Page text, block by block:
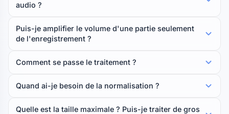
audio ?
Puis-je amplifier le volume d'une partie seulement
de l'enregistrement ?
Comment se passe le traitement ?
Quand ai-je besoin de la normalisation ?
Quelle est la taille maximale ? Puis-je traiter de gros